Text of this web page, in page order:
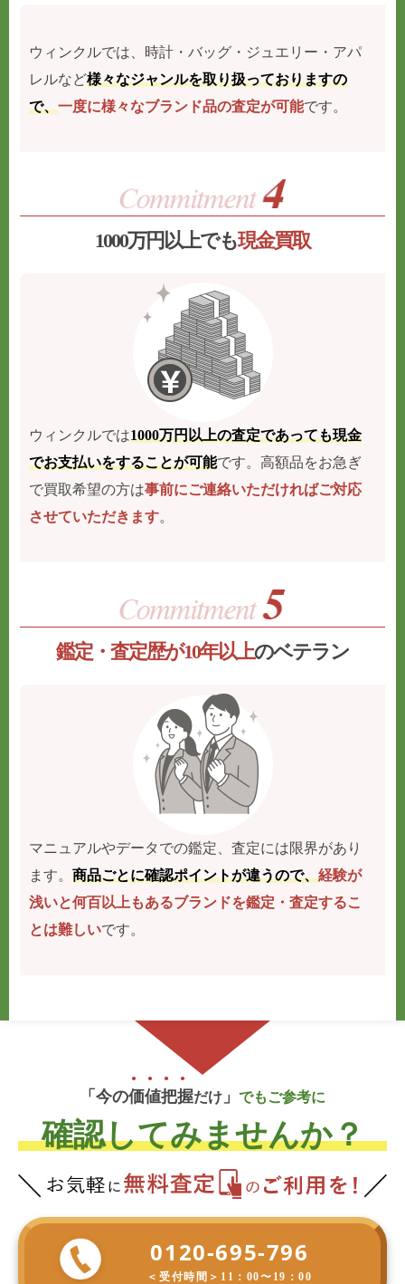
ウィンクルでは、時計・バッグ・ジュエリー・アパ
レルなど様々なジャンルを取り扱っておりますの
で、一度に様々なブランド品の査定が可能です。
1000万円以上でも現金買取
ウィンクルでは1000万円以上の査定であっても現金
でお支払いをすることが可能です。高額品をお急ぎ
で買取希望の方は事前にご連絡いただければご対応
させていただきます。
鑑定・査定歴が10年以上のベテラン
マニュアルやデータでの鑑定、査定には限界があり
ます。商品ごとに確認ポイントが違うので、経験が
浅いと何百以上もあるブランドを鑑定・査定するこ
とは難しいです。
「今の価値把握だけ 」 でもご参考に
確認してみませんか？
0120-695-796
＜受付時間＞ 11：00〜19：00